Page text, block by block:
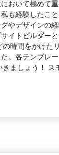
おいて極めて
も経験したこ
やデザインの
イトビルダー
時間をかけた
。各テンプレ
ましょう！ ス